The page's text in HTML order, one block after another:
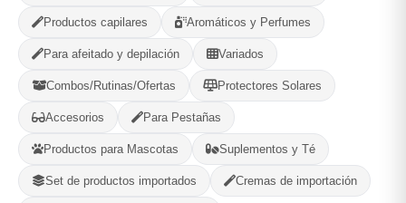
Productos capilares Aromáticos y Perfumes
Para afeitado y depilación Variados
Combos/Rutinas/Ofertas Protectores Solares
Accesorios Para Pestañas
Productos para Mascotas Suplementos y Té
Set de productos importados Cremas de importación
Categorías: Productos Frescos
Compartir Favorito
MÉTODOS DE PAGO ACEPTADOS
Efectivo